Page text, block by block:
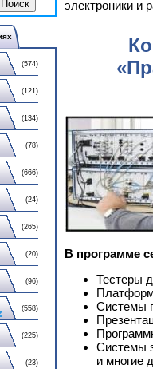
(574)
(121)
(134)
(78)
(666)
(24)
(265)
(20)
(96)
(558)
(225)
(23)
электроники и
В программе
Тестеры
Системы
Системы
и многие